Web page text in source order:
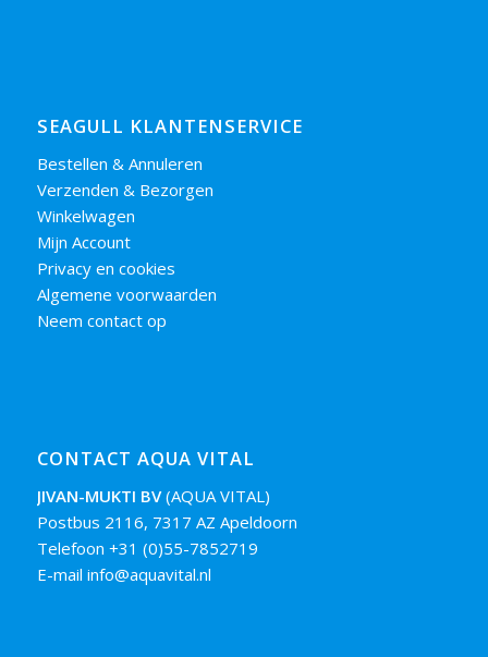
SEAGULL KLANTENSERVICE
Bestellen & Annuleren
Verzenden & Bezorgen
Winkelwagen
Mijn Account
Privacy en cookies
Algemene voorwaarden
Neem contact op
CONTACT AQUA VITAL
JIVAN-MUKTI BV(AQUA VITAL)
Postbus 2116, 7317 AZ Apeldoorn
Telefoon +31 (0)55-7852719
E-mail info@aquavital.nl